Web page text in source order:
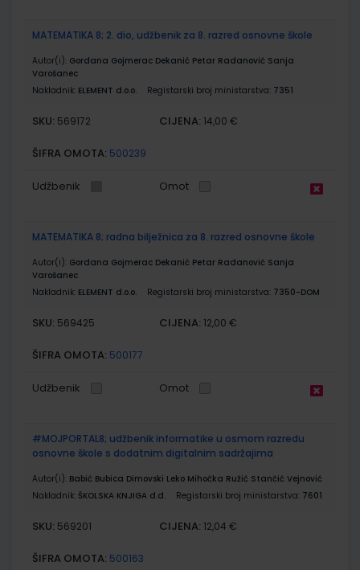
MATEMATIKA 8; 2. dio, udžbenik za 8. razred osnovne škole
Autor(i): Gordana Gojmerac Dekanić Petar Radanović Sanja
Varošanec
Nakladnik: ELEMENT d.o.o. Registarski broj ministarstva: 7351
SKU: 569172 CIJENA: 14,00 €
ŠIFRA OMOTA: 500239
Udžbenik Omot
MATEMATIKA 8; radna bilježnica za 8. razred osnovne škole
Autor(i): Gordana Gojmerac Dekanić Petar Radanović Sanja
Varošanec
Nakladnik: ELEMENT d.o.o. Registarski broj ministarstva: 7350-DOM
SKU: 569425 CIJENA: 12,00 €
ŠIFRA OMOTA: 500177
Udžbenik Omot
#MOJPORTAL8; udžbenik informatike u osmom razredu
osnovne škole s dodatnim digitalnim sadržajima
Autor(i): Babić Bubica Dimovski Leko Mihočka Ružić Stančić Vejnović
Nakladnik: ŠKOLSKA KNJIGA d.d. Registarski broj ministarstva: 7601
SKU: 569201 CIJENA: 12,04 €
ŠIFRA OMOTA: 500163